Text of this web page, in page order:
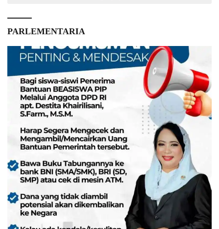
PARLEMENTARIA